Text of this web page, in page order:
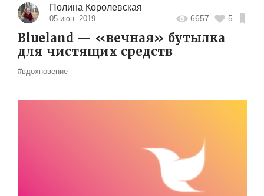
Полина Королевская
05 июн. 2019 6657 5
Blueland — «вечная» бутылка
для чистящих средств
#вдохновение